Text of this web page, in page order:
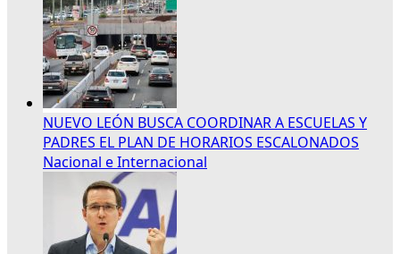
NUEVO LEÓN BUSCA COORDINAR A ESCUELAS Y
PADRES EL PLAN DE HORARIOS ESCALONADOS
Nacional e Internacional